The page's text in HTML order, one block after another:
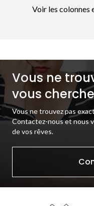
Voir les colonnes
Vous ne
vous
Vous ne trouvez pas
Contactez-nous et nous
de vos rêves.